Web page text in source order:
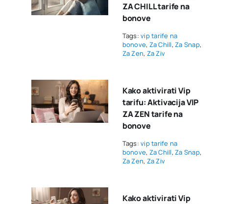
ZA CHILL tarife na
bonove
Tags:vip tarife na
bonove, Za Chill,Za Snap,
Za Zen, Za Ziv
Kako aktivirati Vip
tarifu: Aktivacija VIP
ZA ZEN tarife na
bonove
Tags:vip tarife na
bonove, Za Chill,Za Snap,
Za Zen, Za Ziv
Kako aktivirati Vip